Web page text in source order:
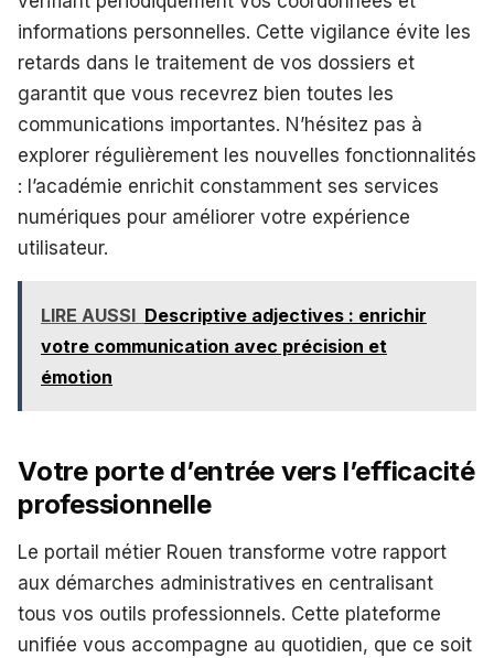
informations personnelles. Cette vigilance évite les
retards dans le traitement de vos dossiers et
garantit que vous recevrez bien toutes les
communications importantes. N’hésitez pas à
explorer régulièrement les nouvelles fonctionnalités
: l’académie enrichit constamment ses services
numériques pour améliorer votre expérience
utilisateur.
LIRE AUSSI Descriptive adjectives : enrichir
votre communication avec précision et
émotion
Votre porte d’entrée vers l’efficacité
professionnelle
Le portail métier Rouen transforme votre rapport
aux démarches administratives en centralisant
tous vos outils professionnels. Cette plateforme
unifiée vous accompagne au quotidien, que ce soit